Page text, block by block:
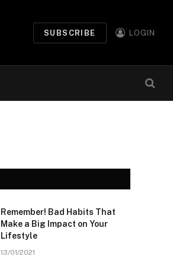
SUBSCRIBE LOGIN
Remember! Bad Habits That
Make a Big Impact on Your
Lifestyle
13/01/2021